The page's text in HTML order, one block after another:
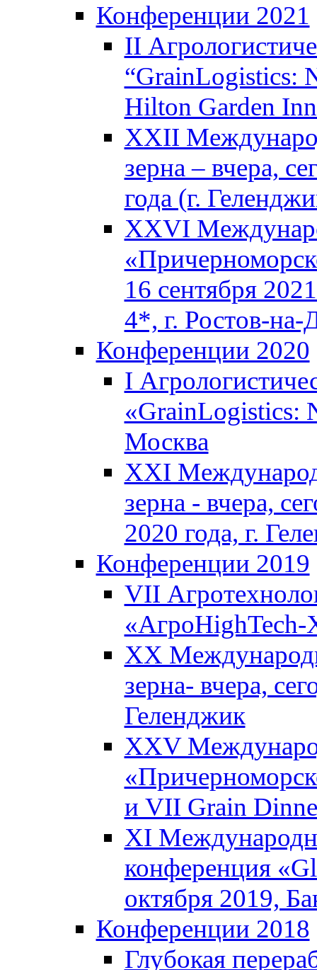
Конференции 2021
II
“GrainLogistics:
Hilton Garden
XXII
зерна – вчера,
года (г.
XXVI
16 сентября
4*, г. Ростов-на-
Конференции 2020
I
«GrainLogistics:
Москва
XXI
зерна - вчера,
2020 года, г.
Конференции 2019
VII
«АгроHighTech-
XX
зерна- вчера,
Геленджик
XXV
и VII Grain
XI
конференция
октября 2019,
Конференции 2018
Глубокая